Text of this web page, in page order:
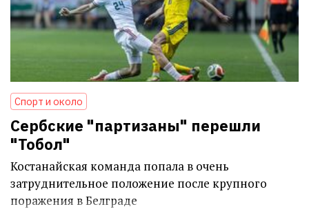
Спорт и около
Сербские "партизаны" перешли
"Тобол"
Костанайская команда попала в очень
затруднительное положение после крупного
поражения в Белграде